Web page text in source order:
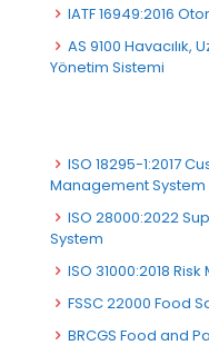
IATF 16949:2016
AS 9100
Yönetim Sistemi
ISO 18295-1:2017
Management System
ISO 28000:2022
System
ISO 31000:2018
FSSC 22000 Food
BRCGS Food and